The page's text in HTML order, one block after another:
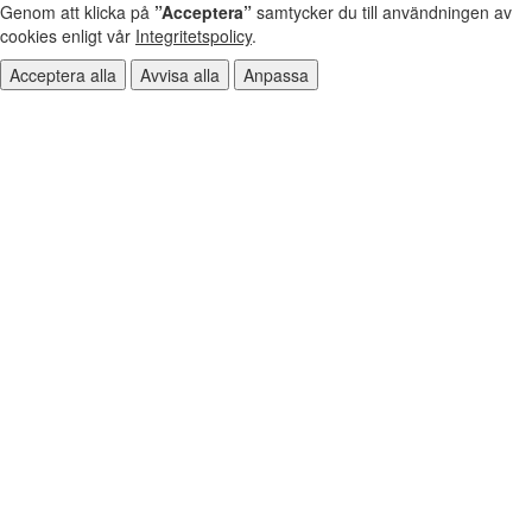
Genom att klicka på ”Acceptera” samtycker du till användningen av
cookies enligt vår Integritetspolicy.
Acceptera alla
Avvisa alla Anpassa